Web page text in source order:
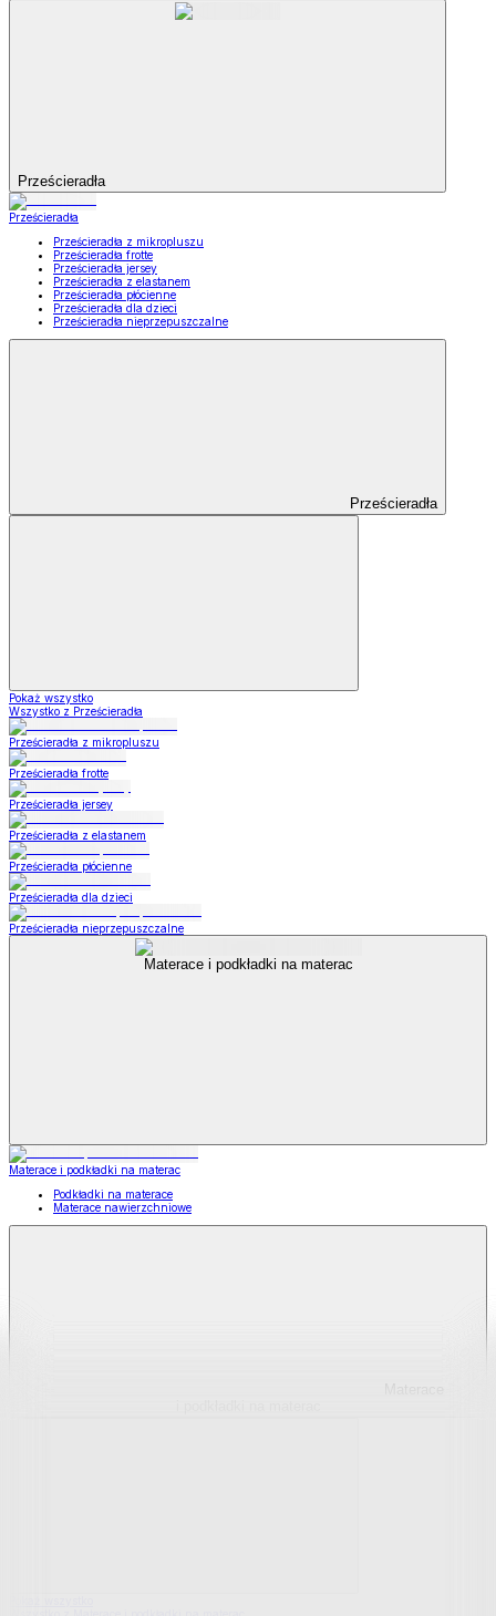
Prześcieradła
Prześcieradła
Prześcieradła z mikropluszu
Prześcieradła frotte
Prześcieradła jersey
Prześcieradła z elastanem
Prześcieradła płócienne
Prześcieradła dla dzieci
Prześcieradła nieprzepuszczalne
Prześcieradła
Pokaż wszystko
Wszystko z Prześcieradła
Prześcieradła z mikropluszu
Prześcieradła frotte
Prześcieradła jersey
Prześcieradła z elastanem
Prześcieradła płócienne
Prześcieradła dla dzieci
Prześcieradła nieprzepuszczalne
Materace i podkładki na materac
Materace i podkładki na materac
Podkładki na materace
Materace nawierzchniowe